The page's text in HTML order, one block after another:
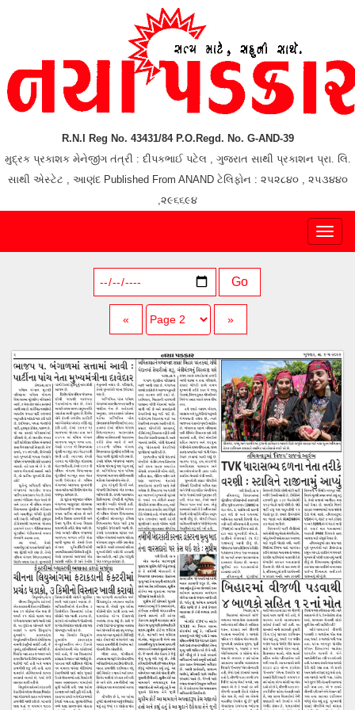
R.N.I Reg No. 43431/84 P.O.Regd. No. G-AND-39
મુદ્રક પ્રકાશક મેનેજીંગ તંત્રી : દીપકભાઈ પટેલ , ગુજરાત સાથી પ્રકાશન પ્રા. લિ.
સાથી એસ્ટેટ , આણંદ Published From ANAND ટેલિફોન : ૨૫૨૮૪૦ , ૨૫૩૪૪૦
,૨૯૬૬૯૪
Go
« »